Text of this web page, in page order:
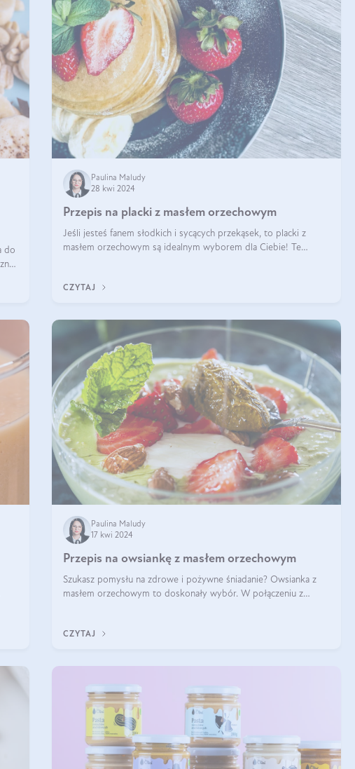
do
Paulina Maludy
28 kwi 2024
Przepis na placki z masłem orzechowym
Jeśli jesteś fanem słodkich i sycących przekąsek, to placki z
masłem orzechowym są idealnym wyborem dla Ciebie! Te
CZYTAJ
Paulina Maludy
17 kwi 2024
Przepis na owsiankę z masłem orzechowym
Szukasz pomysłu na zdrowe i pożywne śniadanie? Owsianka z
masłem orzechowym to doskonały wybór. W połączeniu z
CZYTAJ